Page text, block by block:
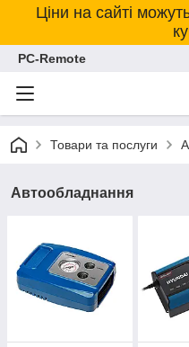
Ціни на сайті
PC-Remote
Товари та послуги
Автообладнання